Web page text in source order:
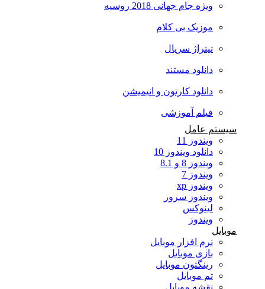
ویژه جام جهانی 2018 روسیه
موزیک بی کلام
تیتراژ سریال
دانلود مستند
دانلود کارتون و انیمیشن
فیلم آموزشی
سیستم عامل
ویندوز 11
دانلود ویندوز 10
ویندوز 8 و 8.1
ویندوز 7
ویندوز xp
ویندوز سرور
لینوکس
ویندوز
موبایل
نرم افزار موبایل
بازی موبایل
رینگتون موبایل
تم موبایل
نقشه موبایل